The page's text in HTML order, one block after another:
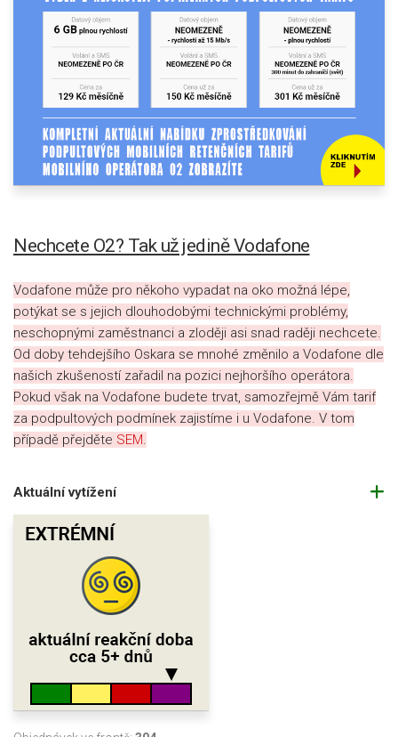
Nechcete O2? Tak už jedině Vodafone
Vodafone může pro někoho vypadat na oko možná lépe,
potýkat se s jejich dlouhodobými technickými problémy,
neschopnými zaměstnanci a zloději asi snad raději nechcete.
Od doby tehdejšího Oskara se mnohé změnilo a Vodafone dle
našich zkušeností zařadil na pozici nejhoršího operátora.
Pokud však na Vodafone budete trvat, samozřejmě Vám tarif
za podpultových podmínek zajistíme i u Vodafone. V tom
případě přejděte SEM.
Aktuální vytížení